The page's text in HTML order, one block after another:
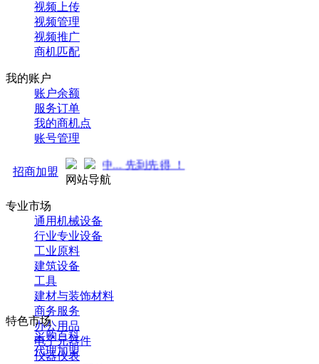
视频上传
视频管理
视频推广
商机匹配
我的账户
账户余额
服务订单
我的商机点
账号管理
招商加盟
火热招商中... 先到先得 ！
网站导航
专业市场
通用机械设备
行业专业设备
工业原料
建筑设备
工具
建材与装饰材料
商务服务
办公用品
电子元器件
仪器仪表
特色市场
采购百科
代理加盟